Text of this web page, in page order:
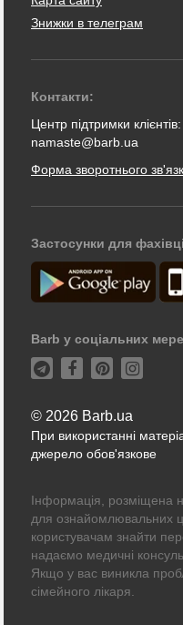
Знижки в телеграм
Контакти:
Центр підтримки клієнтів:
namaste@barb.ua
Форма зворотнього
Застосунки для
Barb у соціальних
© 2026 Barb.ua
При використанні
джерело обов'язкове
Інформація, розміщена
для ознайомлювальних
користувачам знайти
надаємо медичні
Якщо у вас виникла
сімейного лікаря.